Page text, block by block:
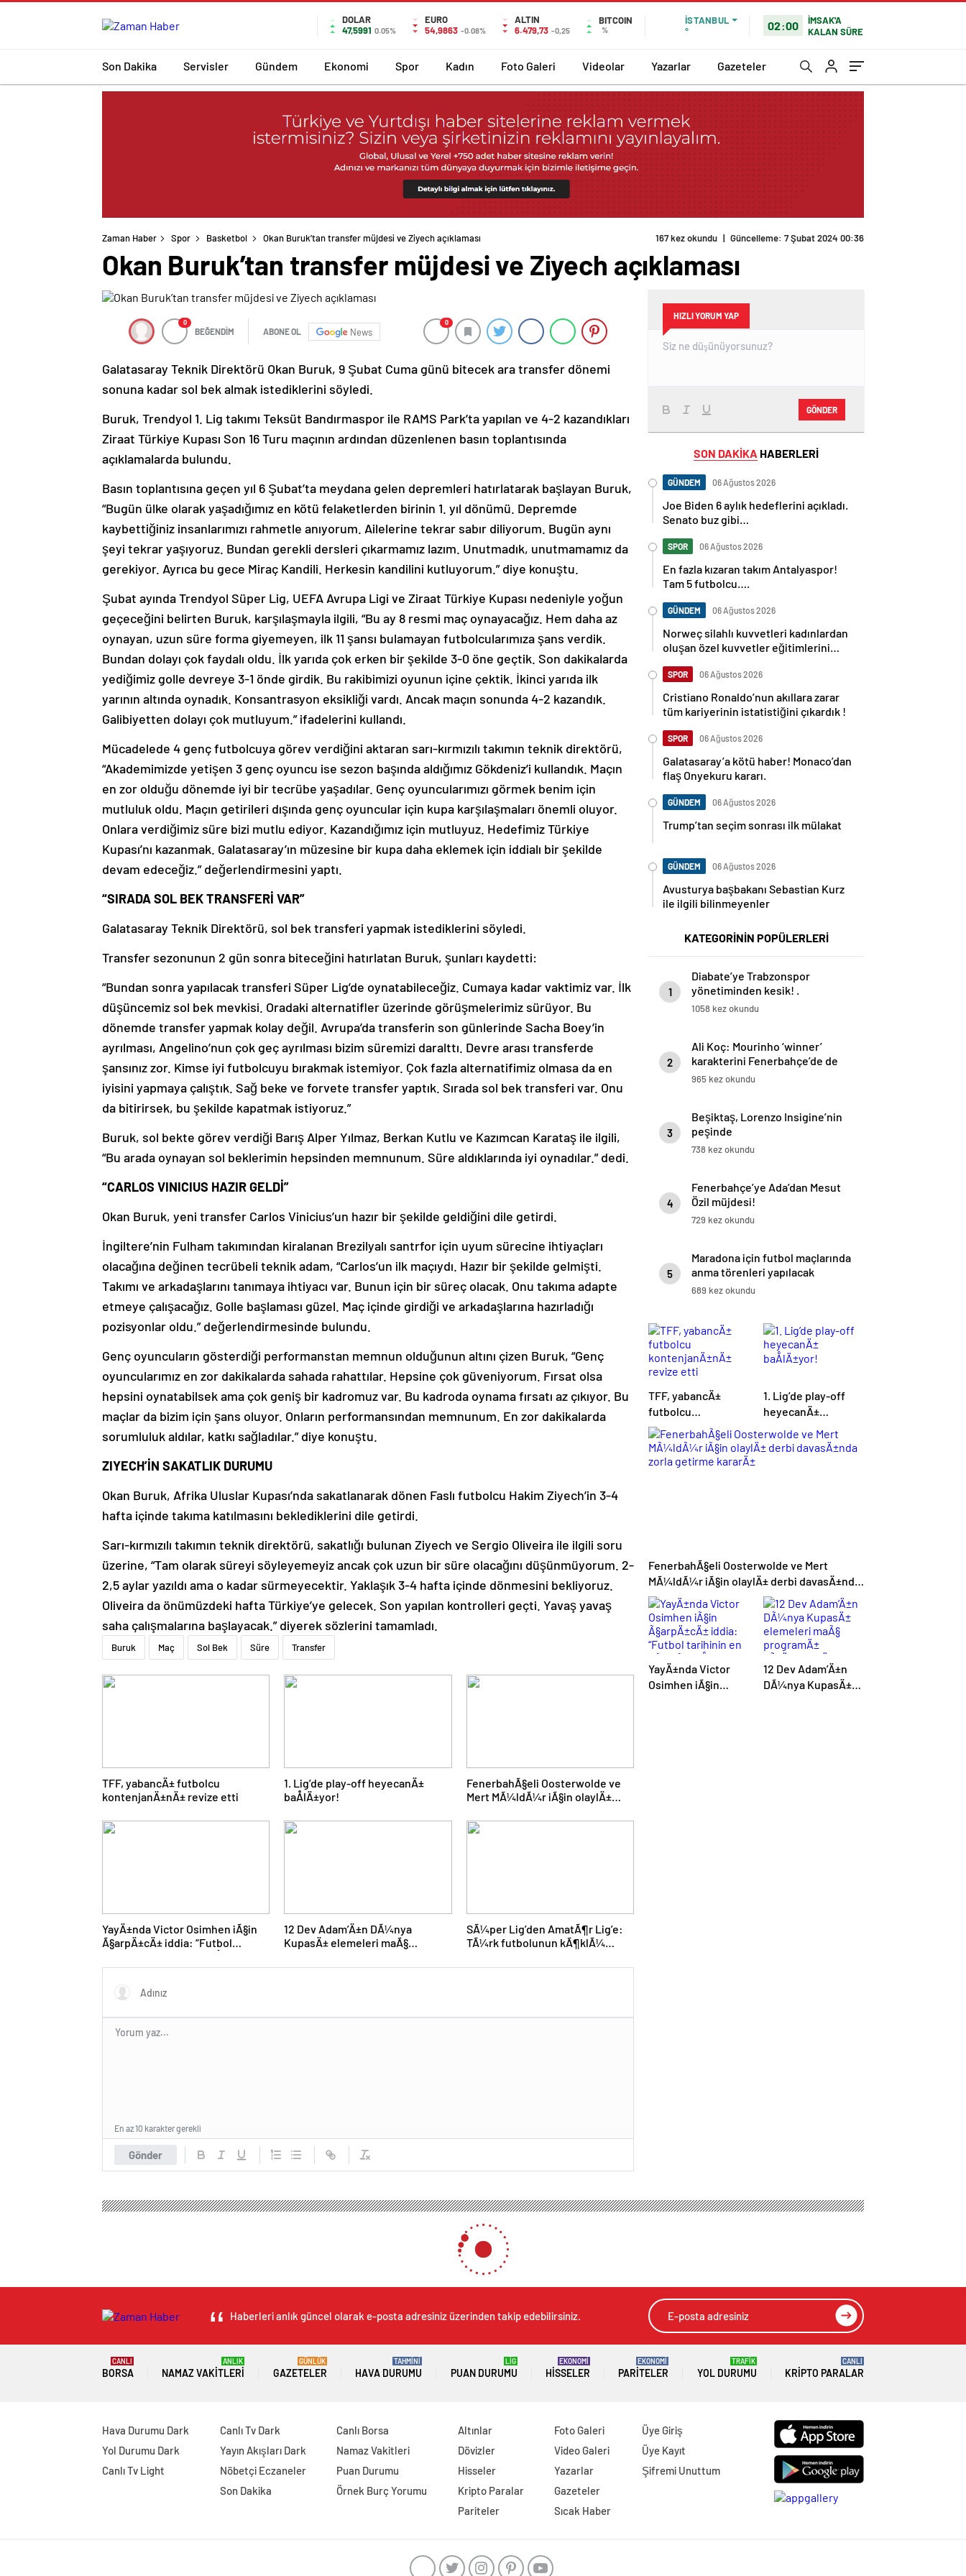
DOLAR
47,5991 0.05%
EURO
54,9863 -0.08%
ALTIN
6.479,73 -0,25
BITCOIN
%
İSTANBUL
°
02:00
İMSAK'A
KALAN SÜRE
Son Dakika Servisler Gündem Ekonomi Spor Kadın Foto Galeri Videolar Yazarlar Gazeteler
Zaman Haber Spor Basketbol Okan Buruk’tan transfer müjdesi ve Ziyech açıklaması 167 kez okundu | Güncelleme: 7 Şubat 2024 00:36
Okan Buruk’tan transfer müjdesi ve Ziyech açıklaması
0
BEĞENDİM ABONE OL News
0
Galatasaray Teknik Direktörü Okan Buruk, 9 Şubat Cuma günü bitecek ara transfer dönemi
sonuna kadar sol bek almak istediklerini söyledi.
Buruk, Trendyol 1. Lig takımı Teksüt Bandırmaspor ile RAMS Park’ta yapılan ve 4-2 kazandıkları
Ziraat Türkiye Kupası Son 16 Turu maçının ardından düzenlenen basın toplantısında
açıklamalarda bulundu.
Basın toplantısına geçen yıl 6 Şubat’ta meydana gelen depremleri hatırlatarak başlayan Buruk,
“Bugün ülke olarak yaşadığımız en kötü felaketlerden birinin 1. yıl dönümü. Depremde
kaybettiğiniz insanlarımızı rahmetle anıyorum. Ailelerine tekrar sabır diliyorum. Bugün aynı
şeyi tekrar yaşıyoruz. Bundan gerekli dersleri çıkarmamız lazım. Unutmadık, unutmamamız da
gerekiyor. Ayrıca bu gece Miraç Kandili. Herkesin kandilini kutluyorum.” diye konuştu.
Şubat ayında Trendyol Süper Lig, UEFA Avrupa Ligi ve Ziraat Türkiye Kupası nedeniyle yoğun
geçeceğini belirten Buruk, karşılaşmayla ilgili, “Bu ay 8 resmi maç oynayacağız. Hem daha az
oynayan, uzun süre forma giyemeyen, ilk 11 şansı bulamayan futbolcularımıza şans verdik.
Bundan dolayı çok faydalı oldu. İlk yarıda çok erken bir şekilde 3-0 öne geçtik. Son dakikalarda
yediğimiz golle devreye 3-1 önde girdik. Bu rakibimizi oyunun içine çektik. İkinci yarıda ilk
yarının altında oynadık. Konsantrasyon eksikliği vardı. Ancak maçın sonunda 4-2 kazandık.
Galibiyetten dolayı çok mutluyum.” ifadelerini kullandı.
Mücadelede 4 genç futbolcuya görev verdiğini aktaran sarı-kırmızılı takımın teknik direktörü,
“Akademimizde yetişen 3 genç oyuncu ise sezon başında aldığımız Gökdeniz’i kullandık. Maçın
en zor olduğu dönemde iyi bir tecrübe yaşadılar. Genç oyuncularımızı görmek benim için
mutluluk oldu. Maçın getirileri dışında genç oyuncular için kupa karşılaşmaları önemli oluyor.
Onlara verdiğimiz süre bizi mutlu ediyor. Kazandığımız için mutluyuz. Hedefimiz Türkiye
Kupası’nı kazanmak. Galatasaray’ın müzesine bir kupa daha eklemek için iddialı bir şekilde
devam edeceğiz.” değerlendirmesini yaptı.
“SIRADA SOL BEK TRANSFERİ VAR”
Galatasaray Teknik Direktörü, sol bek transferi yapmak istediklerini söyledi.
Transfer sezonunun 2 gün sonra biteceğini hatırlatan Buruk, şunları kaydetti:
“Bundan sonra yapılacak transferi Süper Lig’de oynatabileceğiz. Cumaya kadar vaktimiz var. İlk
düşüncemiz sol bek mevkisi. Oradaki alternatifler üzerinde görüşmelerimiz sürüyor. Bu
dönemde transfer yapmak kolay değil. Avrupa’da transferin son günlerinde Sacha Boey’in
ayrılması, Angelino’nun çok geç ayrılması bizim süremizi daralttı. Devre arası transferde
şansınız zor. Kimse iyi futbolcuyu bırakmak istemiyor. Çok fazla alternatifimiz olmasa da en
iyisini yapmaya çalıştık. Sağ beke ve forvete transfer yaptık. Sırada sol bek transferi var. Onu
da bitirirsek, bu şekilde kapatmak istiyoruz.”
Buruk, sol bekte görev verdiği Barış Alper Yılmaz, Berkan Kutlu ve Kazımcan Karataş ile ilgili,
“Bu arada oynayan sol beklerimin hepsinden memnunum. Süre aldıklarında iyi oynadılar.” dedi.
“CARLOS VINICIUS HAZIR GELDİ”
Okan Buruk, yeni transfer Carlos Vinicius’un hazır bir şekilde geldiğini dile getirdi.
İngiltere’nin Fulham takımından kiralanan Brezilyalı santrfor için uyum sürecine ihtiyaçları
olacağına değinen tecrübeli teknik adam, “Carlos’un ilk maçıydı. Hazır bir şekilde gelmişti.
Takımı ve arkadaşlarını tanımaya ihtiyacı var. Bunun için bir süreç olacak. Onu takıma adapte
etmeye çalışacağız. Golle başlaması güzel. Maç içinde girdiği ve arkadaşlarına hazırladığı
pozisyonlar oldu.” değerlendirmesinde bulundu.
Genç oyuncuların gösterdiği performanstan memnun olduğunun altını çizen Buruk, “Genç
oyuncularımız en zor dakikalarda sahada rahattılar. Hepsine çok güveniyorum. Fırsat olsa
hepsini oynatabilsek ama çok geniş bir kadromuz var. Bu kadroda oynama fırsatı az çıkıyor. Bu
maçlar da bizim için şans oluyor. Onların performansından memnunum. En zor dakikalarda
sorumluluk aldılar, katkı sağladılar.” diye konuştu.
ZIYECH’İN SAKATLIK DURUMU
Okan Buruk, Afrika Uluslar Kupası’nda sakatlanarak dönen Faslı futbolcu Hakim Ziyech’in 3-4
hafta içinde takıma katılmasını beklediklerini dile getirdi.
Sarı-kırmızılı takımın teknik direktörü, sakatlığı bulunan Ziyech ve Sergio Oliveira ile ilgili soru
üzerine, “Tam olarak süreyi söyleyemeyiz ancak çok uzun bir süre olacağını düşünmüyorum. 2-
2,5 aylar yazıldı ama o kadar sürmeyecektir. Yaklaşık 3-4 hafta içinde dönmesini bekliyoruz.
Oliveira da önümüzdeki hafta Türkiye’ye gelecek. Son yapılan kontrolleri geçti. Yavaş yavaş
saha çalışmalarına başlayacak.” diyerek sözlerini tamamladı.
Buruk Maç Sol Bek Süre Transfer
TFF, yabancÄ± futbolcu
kontenjanÄ±nÄ± revize etti
1. Lig’de play-off heyecanÄ±
baÅlÄ±yor!
FenerbahÃ§eli Oosterwolde ve
Mert MÃ¼ldÃ¼r iÃ§in olaylÄ±
kararÄ±
YayÄ±nda Victor Osimhen iÃ§in
Ã§arpÄ±cÄ± iddia: “Futbol
olur!”
12 Dev Adam’Ä±n DÃ¼nya
KupasÄ± elemeleri maÃ§
SÃ¼per Lig’den AmatÃ¶r Lig’e:
TÃ¼rk futbolunun kÃ¶klÃ¼
Gönder
En az 10 karakter gerekli
HIZLI YORUM YAP
GÖNDER
SON DAKİKA HABERLERİ
GÜNDEM 06 Ağustos 2026
Joe Biden 6 aylık hedeflerini açıkladı.
Senato buz gibi…
SPOR 06 Ağustos 2026
En fazla kızaran takım Antalyaspor!
Tam 5 futbolcu….
GÜNDEM 06 Ağustos 2026
Norweç silahlı kuvvetleri kadınlardan
oluşan özel kuvvetler eğitimlerini
SPOR 06 Ağustos 2026
Cristiano Ronaldo’nun akıllara zarar
tüm kariyerinin istatistiğini çıkardık !
SPOR 06 Ağustos 2026
Galatasaray’a kötü haber! Monaco’dan
flaş Onyekuru kararı.
GÜNDEM 06 Ağustos 2026
Trump’tan seçim sonrası ilk mülakat
GÜNDEM 06 Ağustos 2026
Avusturya başbakanı Sebastian Kurz
ile ilgili bilinmeyenler
KATEGORİNİN POPÜLERLERİ
1
Diabate’ye Trabzonspor
yönetiminden kesik! .
1058 kez okundu
2
Ali Koç: Mourinho ‘winner’
karakterini Fenerbahçe’de de
uygulayacağını söyledi
965 kez okundu
3
Beşiktaş, Lorenzo Insigine’nin
peşinde
738 kez okundu
4
Fenerbahçe’ye Ada’dan Mesut
Özil müjdesi!
729 kez okundu
5
Maradona için futbol maçlarında
anma törenleri yapılacak
689 kez okundu
TFF, yabancÄ±
futbolcu
kontenjanÄ±nÄ±
revize etti
1. Lig’de play-off
heyecanÄ±
baÅlÄ±yor!
FenerbahÃ§eli Oosterwolde ve Mert
MÃ¼ldÃ¼r iÃ§in olaylÄ± derbi davasÄ±nda
zorla getirme kararÄ±
YayÄ±nda Victor
Osimhen iÃ§in
12 Dev Adam’Ä±n
DÃ¼nya KupasÄ±
Haberleri anlık güncel olarak e-posta adresiniz üzerinden takip edebilirsiniz.
BORSA
CANLI
NAMAZ VAKITLERI
ANLIK
GAZETELER
GÜNLÜK
HAVA DURUMU
TAHMİNİ
PUAN DURUMU
LİG
HISSELER
EKONOMİ
PARITELER
EKONOMİ
YOL DURUMU
TRAFİK
KRIPTO PARALAR
CANLI
Hava Durumu Dark
Yol Durumu Dark
Canlı Tv Light
Canlı Tv Dark
Yayın Akışları Dark
Nöbetçi Eczaneler
Son Dakika
Canlı Borsa
Namaz Vakitleri
Puan Durumu
Örnek Burç Yorumu
Altınlar
Dövizler
Hisseler
Kripto Paralar
Pariteler
Foto Galeri
Video Galeri
Yazarlar
Gazeteler
Sıcak Haber
Üye Giriş
Üye Kayıt
Şifremi Unuttum